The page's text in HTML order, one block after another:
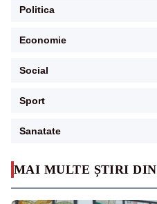
MAI MULTE ȘTIRI DIN
Politica
Economie
Social
Sport
Sanatate